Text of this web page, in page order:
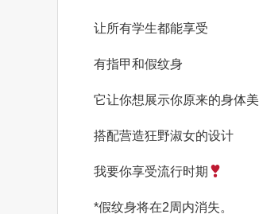
让所有学生都能享受
有指甲和假纹身
它让你想展示你原来的身体美
搭配营造狂野淑女的设计
我要你享受流行时期
*假纹身将在2周内消失。